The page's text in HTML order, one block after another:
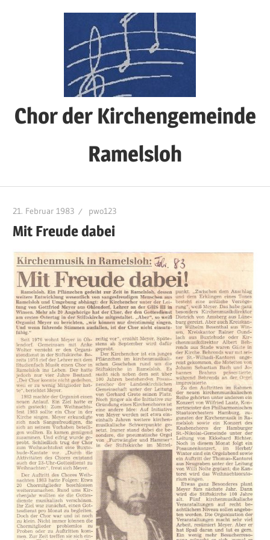
Chor der Kirchengemeinde
Ramelsloh
21. Februar 1983 pwo123
Mit Freude dabei